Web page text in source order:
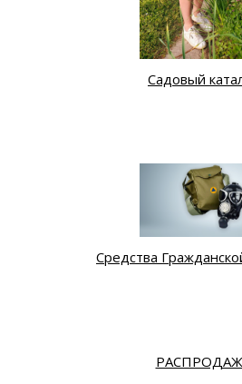
Садовый
Средства